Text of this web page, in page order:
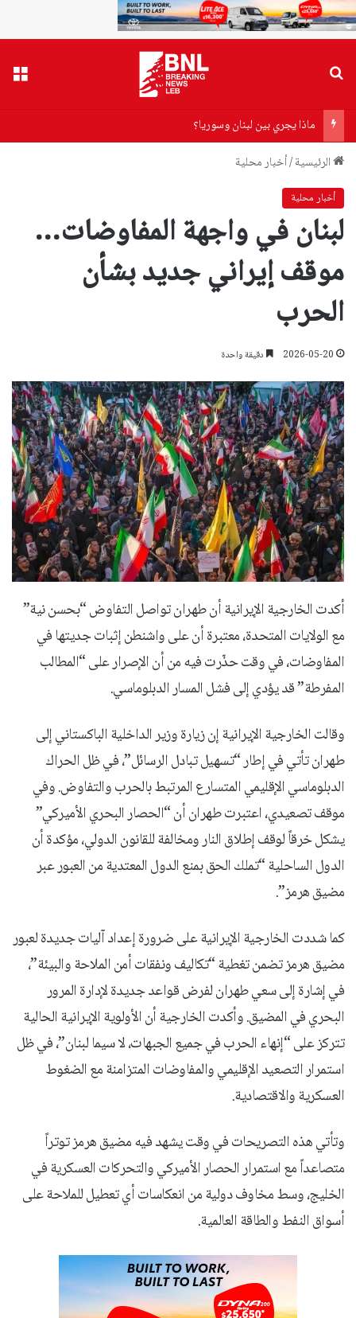
ماذا يجري بين لبنان وسوريا؟
الرئيسية/أخبار محلية
أخبار محلية
لبنان في واجهة المفاوضات…
موقف إيراني جديد بشأن
الحرب
2026-05-20 دقيقة واحدة
أكدت الخارجية الإيرانية أن طهران تواصل التفاوض “بحسن نية”
مع الولايات المتحدة، معتبرة أن على واشنطن إثبات جديتها في
المفاوضات، في وقت حذّرت فيه من أن الإصرار على “المطالب
المفرطة” قد يؤدي إلى فشل المسار الدبلوماسي.
وقالت الخارجية الإيرانية إن زيارة وزير الداخلية الباكستاني إلى
طهران تأتي في إطار “تسهيل تبادل الرسائل”، في ظل الحراك
الدبلوماسي الإقليمي المتسارع المرتبط بالحرب والتفاوض. وفي
موقف تصعيدي، اعتبرت طهران أن “الحصار البحري الأميركي”
يشكل خرقاً لوقف إطلاق النار ومخالفة للقانون الدولي، مؤكدة أن
الدول الساحلية “تملك الحق بمنع الدول المعتدية من العبور عبر
مضيق هرمز”.
كما شددت الخارجية الإيرانية على ضرورة إعداد آليات جديدة لعبور
مضيق هرمز تضمن تغطية “تكاليف ونفقات أمن الملاحة والبيئة”،
في إشارة إلى سعي طهران لفرض قواعد جديدة لإدارة المرور
البحري في المضيق. وأكدت الخارجية أن الأولوية الإيرانية الحالية
تتركز على “إنهاء الحرب في جميع الجبهات، لا سيما لبنان”، في ظل
استمرار التصعيد الإقليمي والمفاوضات المتزامنة مع الضغوط
العسكرية والاقتصادية.
وتأتي هذه التصريحات في وقت يشهد فيه مضيق هرمز توتراً
متصاعداً مع استمرار الحصار الأميركي والتحركات العسكرية في
الخليج، وسط مخاوف دولية من انعكاسات أي تعطيل للملاحة على
أسواق النفط والطاقة العالمية.